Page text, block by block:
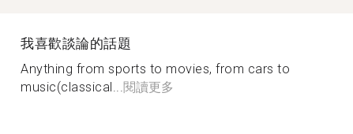
我喜歡談論的話題
Anything from sports to movies, from cars to
music(classical...閱讀更多